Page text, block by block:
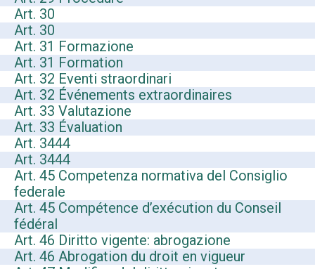
Art. 30
Art. 30
Art. 31 Formazione
Art. 31 Formation
Art. 32 Eventi straordinari
Art. 32 Événements extraordinaires
Art. 33 Valutazione
Art. 33 Évaluation
Art. 3444
Art. 3444
Art. 45 Competenza normativa del Consiglio
federale
Art. 45 Compétence d’exécution du Conseil
fédéral
Art. 46 Diritto vigente: abrogazione
Art. 46 Abrogation du droit en vigueur